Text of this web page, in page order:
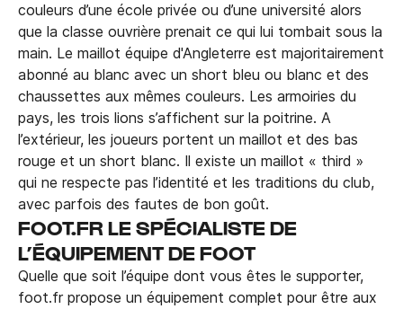
couleurs d’une école privée ou d’une université alors
que la classe ouvrière prenait ce qui lui tombait sous la
main. Le maillot équipe d'Angleterre est majoritairement
abonné au blanc avec un short bleu ou blanc et des
chaussettes aux mêmes couleurs. Les armoiries du
pays, les trois lions s’affichent sur la poitrine. A
l’extérieur, les joueurs portent un maillot et des bas
rouge et un short blanc. Il existe un maillot « third »
qui ne respecte pas l’identité et les traditions du club,
avec parfois des fautes de bon goût.
FOOT.FR LE SPÉCIALISTE DE
L’ÉQUIPEMENT DE FOOT
Quelle que soit l’équipe dont vous êtes le supporter,
foot.fr propose un équipement complet pour être aux